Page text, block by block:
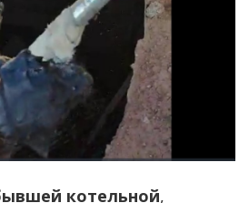
котельной,